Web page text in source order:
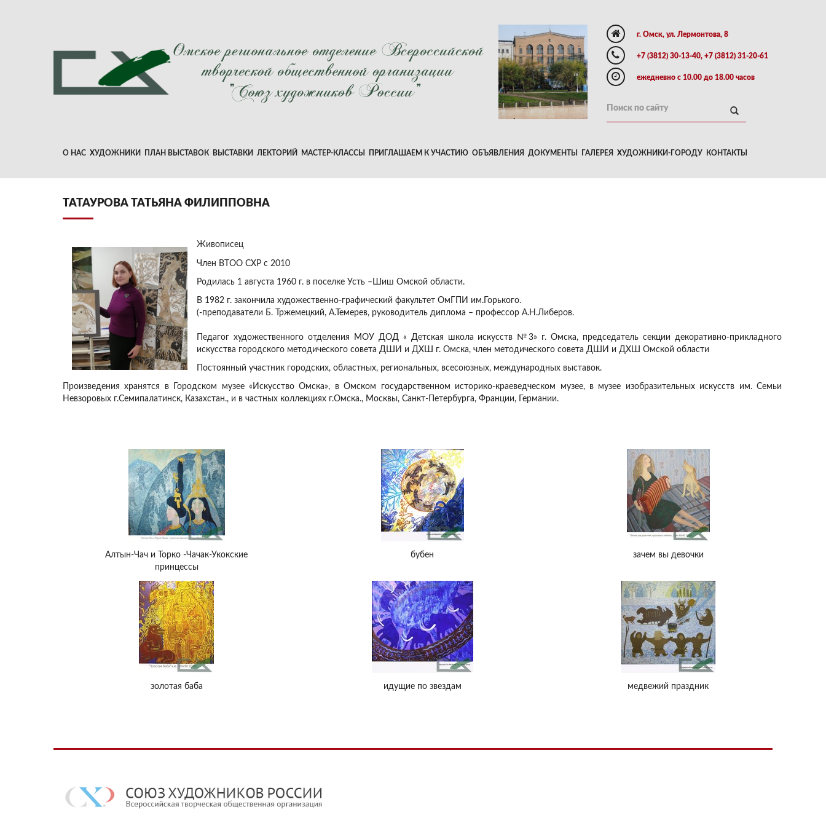
г. Омск, ул. Лермонтова, 8
+7 (3812) 30-13-40, +7 (3812) 31-20-61
ежедневно с 10.00 до 18.00 часов
О НАС ХУДОЖНИКИ ПЛАН ВЫСТАВОК ВЫСТАВКИ ЛЕКТОРИЙ МАСТЕР-КЛАССЫ ПРИГЛАШАЕМ К УЧАСТИЮ ОБЪЯВЛЕНИЯ ДОКУМЕНТЫ ГАЛЕРЕЯ ХУДОЖНИКИ-ГОРОДУ КОНТАКТЫ
ТАТАУРОВА ТАТЬЯНА ФИЛИППОВНА
Живописец
Член ВТОО СХР с 2010
Родилась 1 августа 1960 г. в поселке Усть –Шиш Омской области.
В 1982 г. закончила художественно-графический факультет ОмГПИ им.Горького.
(-преподаватели Б. Тржемецкий, А.Темерев, руководитель диплома – профессор А.Н.Либеров.
Педагог художественного отделения МОУ ДОД « Детская школа искусств №3» г. Омска, председатель секции декоративно-прикладного
искусства городского методического совета ДШИ и ДХШ г. Омска, член методического совета ДШИ и ДХШ Омской области
Постоянный участник городских, областных, региональных, всесоюзных, международных выставок.
Произведения хранятся в Городском музее «Искусство Омска», в Омском государственном историко-краеведческом музее, в музее изобразительных искусств им. Семьи
Невзоровых г.Семипалатинск, Казахстан., и в частных коллекциях г.Омска., Москвы, Санкт-Петербурга, Франции, Германии.
Алтын-Чач и Торко -Чачак-Укокские
принцессы
бубен зачем вы девочки
золотая баба идущие по звездам медвежий праздник